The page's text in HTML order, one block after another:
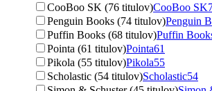
CooBoo SK (76 titulov)CooBoo SK
Penguin Books (74 titulov)Penguin
Puffin Books (68 titulov)Puffin
Pointa (61 titulov)Pointa61
Pikola (55 titulov)Pikola55
Scholastic (54 titulov)Scholastic54